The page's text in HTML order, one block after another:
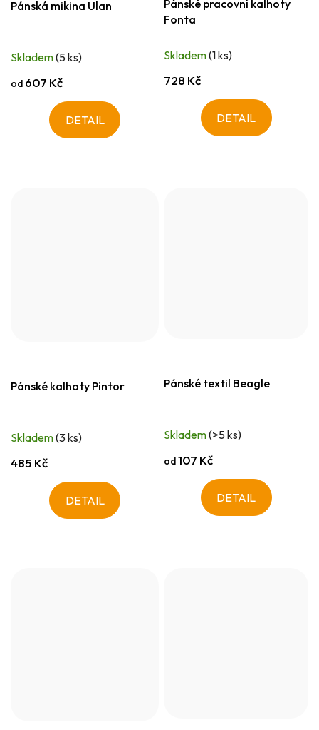
Pánská mikina Ulan
Skladem(5 ks)
od 607 Kč
DETAIL
Pánské pracovní kalhoty
Fonta
Skladem(1 ks)
728 Kč
DETAIL
Pánské kalhoty Pintor
Skladem(3 ks)
485 Kč
DETAIL
Pánské textil Beagle
Skladem(>5 ks)
od107 Kč
DETAIL